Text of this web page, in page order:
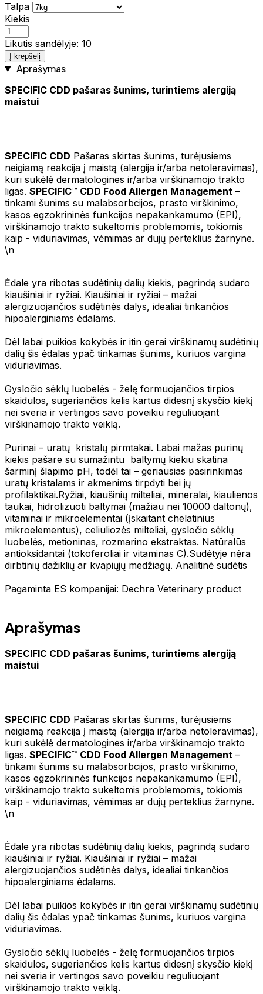
Talpa
Kiekis
Likutis sandėlyje: 10
Į krepšelį
Aprašymas
SPECIFIC CDD pašaras šunims, turintiems alergiją
maistui
SPECIFIC CDD Pašaras skirtas šunims, turėjusiems
neigiamą reakcija į maistą (alergija ir/arba netoleravimas),
kuri sukėlė dermatologines ir/arba virškinamojo trakto
ligas. SPECIFIC™ CDD Food Allergen Management –
tinkami šunims su malabsorbcijos, prasto virškinimo,
kasos egzokrininės funkcijos nepakankamumo (EPI),
virškinamojo trakto sukeltomis problemomis, tokiomis
kaip - viduriavimas, vėmimas ar dujų perteklius žarnyne.
\n
Ėdale yra ribotas sudėtinių dalių kiekis, pagrindą sudaro
kiaušiniai ir ryžiai. Kiaušiniai ir ryžiai – mažai
alergizuojančios sudėtinės dalys, idealiai tinkančios
hipoalerginiams ėdalams.
Dėl labai puikios kokybės ir itin gerai virškinamų sudėtinių
dalių šis ėdalas ypač tinkamas šunims, kuriuos vargina
viduriavimas.
Gysločio sėklų luobelės - želę formuojančios tirpios
skaidulos, sugeriančios kelis kartus didesnį skysčio kiekį
nei sveria ir vertingos savo poveikiu reguliuojant
virškinamojo trakto veiklą.
Purinai – uratų kristalų pirmtakai. Labai mažas purinų
kiekis pašare su sumažintu baltymų kiekiu skatina
šarminį šlapimo pH, todėl tai – geriausias pasirinkimas
uratų kristalams ir akmenims tirpdyti bei jų
profilaktikai.Ryžiai, kiaušinių milteliai, mineralai, kiaulienos
taukai, hidrolizuoti baltymai (mažiau nei 10000 daltonų),
vitaminai ir mikroelementai (įskaitant chelatinius
mikroelementus), celiuliozės milteliai, gysločio sėklų
luobelės, metioninas, rozmarino ekstraktas. Natūralūs
antioksidantai (tokoferoliai ir vitaminas C).Sudėtyje nėra
dirbtinių dažiklių ar kvapiųjų medžiagų. Analitinė sudėtis
Pagaminta ES kompanijai: Dechra Veterinary product
Aprašymas
SPECIFIC CDD pašaras šunims, turintiems alergiją
maistui
SPECIFIC CDD Pašaras skirtas šunims, turėjusiems
neigiamą reakcija į maistą (alergija ir/arba netoleravimas),
kuri sukėlė dermatologines ir/arba virškinamojo trakto
ligas. SPECIFIC™ CDD Food Allergen Management –
tinkami šunims su malabsorbcijos, prasto virškinimo,
kasos egzokrininės funkcijos nepakankamumo (EPI),
virškinamojo trakto sukeltomis problemomis, tokiomis
kaip - viduriavimas, vėmimas ar dujų perteklius žarnyne.
\n
Ėdale yra ribotas sudėtinių dalių kiekis, pagrindą sudaro
kiaušiniai ir ryžiai. Kiaušiniai ir ryžiai – mažai
alergizuojančios sudėtinės dalys, idealiai tinkančios
hipoalerginiams ėdalams.
Dėl labai puikios kokybės ir itin gerai virškinamų sudėtinių
dalių šis ėdalas ypač tinkamas šunims, kuriuos vargina
viduriavimas.
Gysločio sėklų luobelės - želę formuojančios tirpios
skaidulos, sugeriančios kelis kartus didesnį skysčio kiekį
nei sveria ir vertingos savo poveikiu reguliuojant
virškinamojo trakto veiklą.